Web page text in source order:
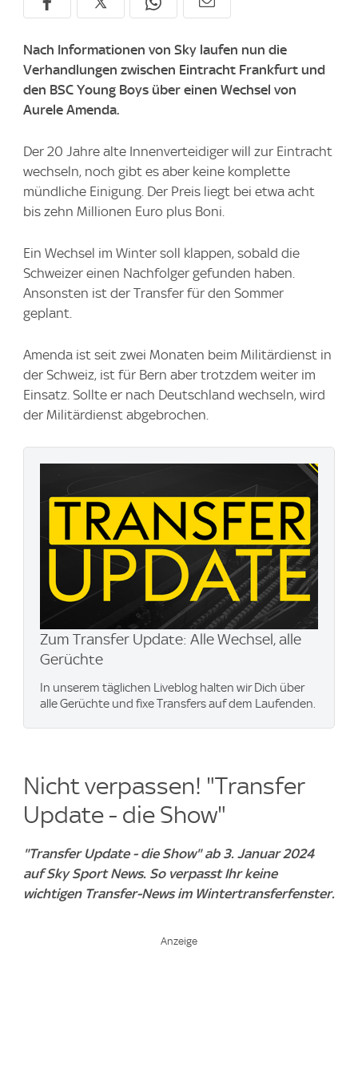
Nach Informationen von Sky laufen nun die
Verhandlungen zwischen Eintracht Frankfurt und
den BSC Young Boys über einen Wechsel von
Aurele Amenda.
Der 20 Jahre alte Innenverteidiger will zur Eintracht
wechseln, noch gibt es aber keine komplette
mündliche Einigung. Der Preis liegt bei etwa acht
bis zehn Millionen Euro plus Boni.
Ein Wechsel im Winter soll klappen, sobald die
Schweizer einen Nachfolger gefunden haben.
Ansonsten ist der Transfer für den Sommer
geplant.
Amenda ist seit zwei Monaten beim Militärdienst in
der Schweiz, ist für Bern aber trotzdem weiter im
Einsatz. Sollte er nach Deutschland wechseln, wird
der Militärdienst abgebrochen.
Zum Transfer Update: Alle Wechsel, alle
Gerüchte
In unserem täglichen Liveblog halten wir Dich über
alle Gerüchte und fixe Transfers auf dem Laufenden.
Nicht verpassen! "Transfer
Update - die Show"
"Transfer Update - die Show" ab 3. Januar 2024
auf Sky Sport News. So verpasst Ihr keine
wichtigen Transfer-News im Wintertransferfenster.